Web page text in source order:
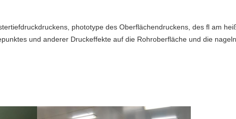
phototype des Oberflächendruckens, des ﬂ am
und anderer Druckeffekte auf die Rohroberfläche und die